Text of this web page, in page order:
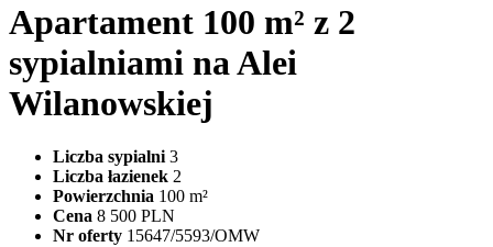
Apartament 100 m² z 2
sypialniami na Alei
Wilanowskiej
Liczba sypialni 3
Liczba łazienek 2
Powierzchnia 100 m²
Cena 8 500 PLN
Nr oferty 15647/5593/OMW